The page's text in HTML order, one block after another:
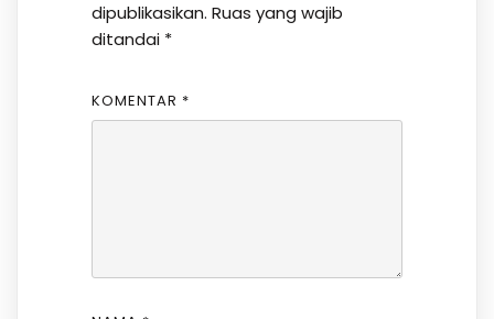
dipublikasikan. Ruas yang wajib
ditandai *
KOMENTAR *